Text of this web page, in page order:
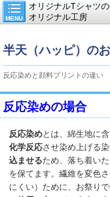
MENU
オリジナルTシャツ
オリジナル工房
半天（ハッピ）の
反応染めと顔料プリントの違い
反応染めの場合
反応染めとは、綿生地に
化学反応させ染め上げる
込ませるため、落ち着い
を保てます。繊維を変色
にくい）ために、お祭り